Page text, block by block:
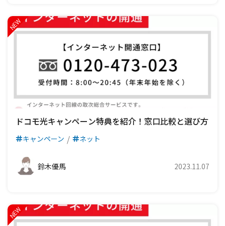
ドコモ光キャンペーン特典を紹介！窓口比較と選び方
キャンペーン ネット
鈴木優馬 2023.11.07